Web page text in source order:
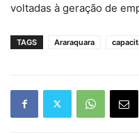
voltadas à geração de
TAGS Araraquara